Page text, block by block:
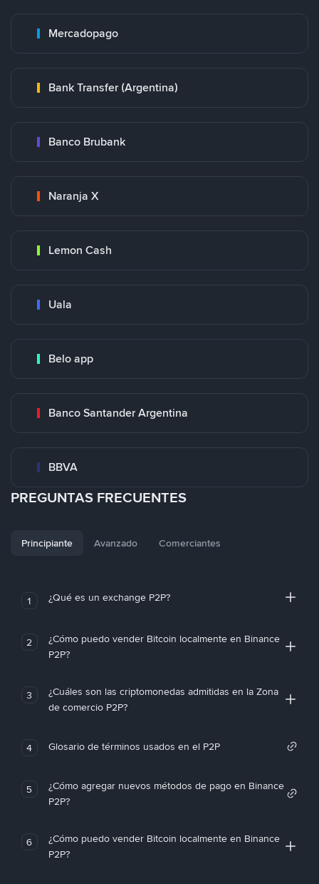
Mercadopago
Bank Transfer (Argentina)
Banco Brubank
Naranja X
Lemon Cash
Uala
Belo app
Banco Santander Argentina
BBVA
PREGUNTAS FRECUENTES
Principiante Avanzado Comerciantes
1 ¿Qué es un exchange P2P?
2
¿Cómo puedo vender Bitcoin localmente en Binance
P2P?
3
¿Cuáles son las criptomonedas admitidas en la Zona
de comercio P2P?
4 Glosario de términos usados en el P2P
5
¿Cómo agregar nuevos métodos de pago en Binance
P2P?
6
¿Cómo puedo vender Bitcoin localmente en Binance
P2P?